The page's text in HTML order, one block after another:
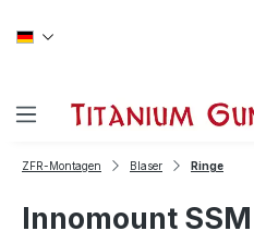
ZFR-Montagen Blaser Ringe
Innomount